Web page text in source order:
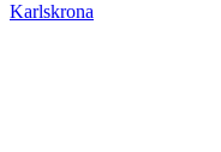
Karlskrona